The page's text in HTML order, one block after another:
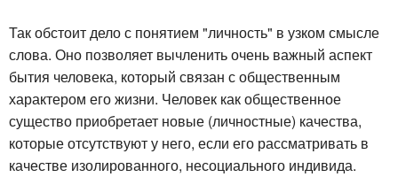
Так обстоит дело с понятием "личность" в узком смысле
слова. Оно позволяет вычленить очень важный аспект
бытия человека, который связан с общественным
характером его жизни. Человек как общественное
существо приобретает новые (личностные) качества,
которые отсутствуют у него, если его рассматривать в
качестве изолированного, несоциального индивида.